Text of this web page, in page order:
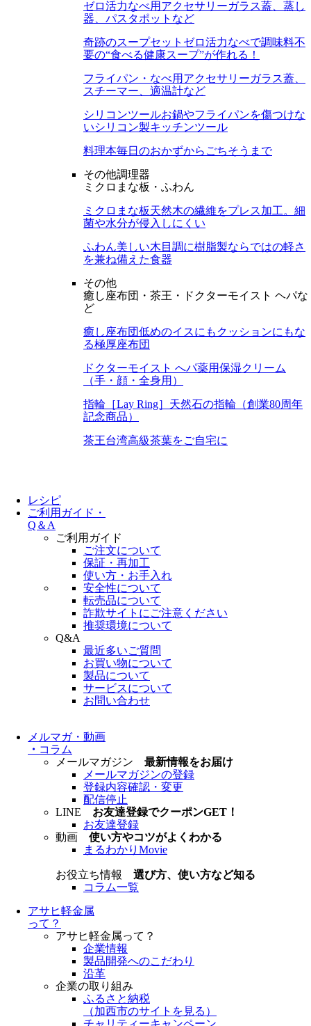
ゼロ活力なべ用アクセサリーガラス蓋、蒸し
器、パスタポットなど
奇跡のスープセット ゼロ活力なべで調味料不
要の“食べる健康スープ”が作れる！
フライパン・なべ用アクセサリーガラス蓋、
スチーマー、適温計など
シリコンツールお鍋やフライパンを傷つけな
いシリコン製キッチンツール
料理本毎日のおかずからごちそうまで
その他調理器
ミクロまな板・ふわん
ミクロまな板天然木の繊維をプレス加工。細
菌や水分が侵入しにくい
ふわん美しい木目調に樹脂製ならではの軽さ
を兼ね備えた食器
その他
癒し座布団・茶王・ドクターモイスト ヘパな
ど
癒し座布団低めのイスにもクッションにもな
る極厚座布団
ドクターモイスト へパ薬用保湿クリーム
（手・顔・全身用）
指輪［Lay Ring］ 天然石の指輪（創業80周年
記念商品）
茶王台湾高級茶葉をご自宅に
レシピ
ご利用ガイド・
Q＆A
ご利用ガイド
ご注文について
保証・再加工
使い方・お手入れ
安全性について
転売品について
詐欺サイトにご注意ください
推奨環境について
Q&A
最近多いご質問
お買い物について
製品について
サービスについて
お問い合わせ
メルマガ・動画
・ コラム
メールマガジン 最新情報をお届け
メールマガジンの登録
登録内容確認・変更
配信停止
LINE お友達登録でクーポンGET！
お友達登録
動画 使い方やコツがよくわかる
まるわかりMovie
お役立ち情報 選び方、使い方など知る
コラム一覧
アサヒ軽金属
って？
アサヒ軽金属って？
企業情報
製品開発へのこだわり
沿革
企業の取り組み
ふるさと納税
（加西市のサイトを見る ）
チャリティーキャンペーン